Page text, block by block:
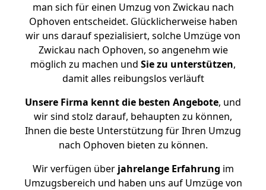
man sich für einen Umzug von Zwickau nach
Ophoven entscheidet. Glücklicherweise haben
wir uns darauf spezialisiert, solche Umzüge von
Zwickau nach Ophoven, so angenehm wie
möglich zu machen und Sie zu unterstützen,
damit alles reibungslos verläuft
Unsere Firma kennt die besten Angebote, und
wir sind stolz darauf, behaupten zu können,
Ihnen die beste Unterstützung für Ihren Umzug
nach Ophoven bieten zu können.
Wir verfügen überjahrelange Erfahrung im
Umzugsbereich und haben uns auf Umzüge von